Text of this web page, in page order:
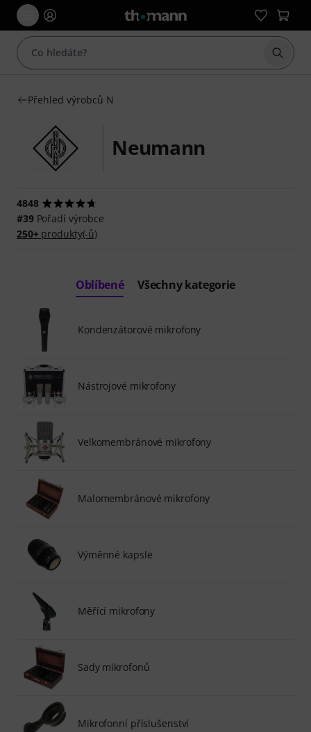
Začít
Přehled výrobců N
Neumann
4848
#39Pořadí výrobce
250+produkty(-ů)
Oblíbené Všechny kategorie
Kondenzátorové mikrofony
Nástrojové mikrofony
Velkomembránové mikrofony
Malomembránové mikrofony
Výměnné kapsle
Měřící mikrofony
Sady mikrofonů
Mikrofonní příslušenství